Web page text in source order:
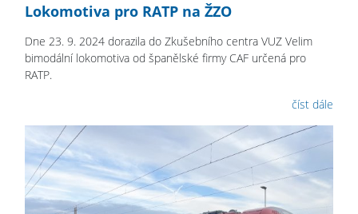
Lokomotiva pro RATP na ŽZO
Dne 23. 9. 2024 dorazila do Zkušebního centra VUZ Velim
bimodální lokomotiva od španělské firmy CAF určená pro
RATP.
číst dále